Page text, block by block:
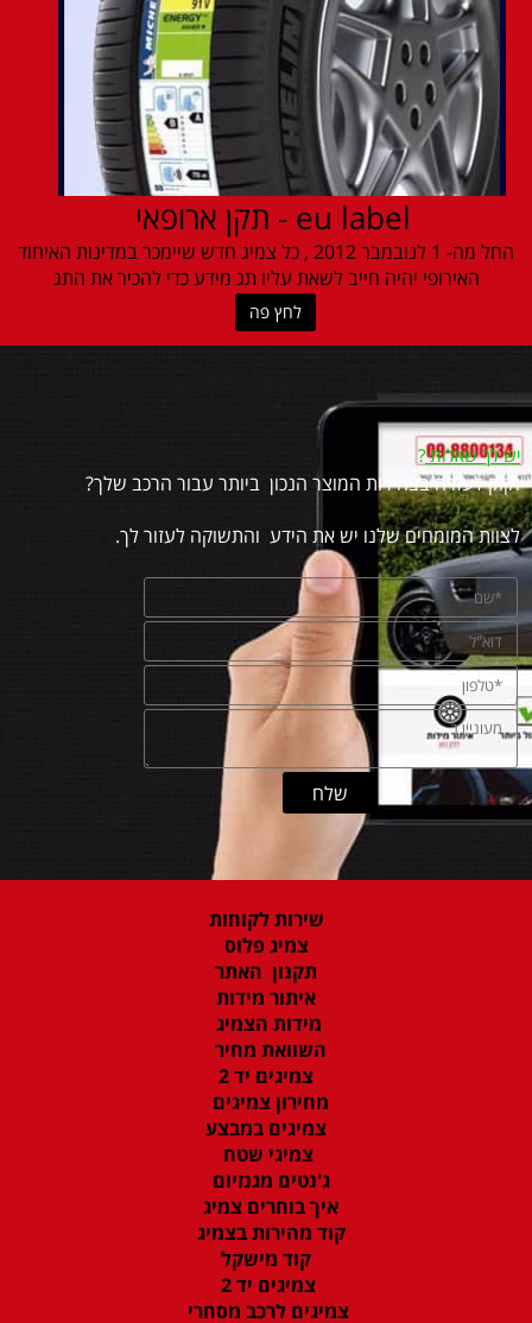
eu label - תקן ארופאי
החל מה- 1 לנובמבר 2012 , כל צמיג חדש שיימכר במדינות האיחוד
האירופי יהיה חייב לשאת עליו תג מידע כדי להכיר את התג
לחץ פה
יש לך שאלות?
זקוק לעזרה בבחירות המוצר הנכון ביותר עבור הרכב שלך?
לצוות המומחים שלנו יש את הידע והתשוקה לעזור לך.
שירות לקוחות
צמיג פלוס
תקנון האתר
איתור מידות
מידות הצמיג
השוואת מחיר
צמיגים יד 2
מחירון צמיגים
צמיגים במבצע
צמיגי שטח
ג'נטים מגנזיום
איך בוחרים צמיג
קוד מהירות בצמיג
קוד מישקל
צמיגים יד 2
צמיגים לרכב מסחרי